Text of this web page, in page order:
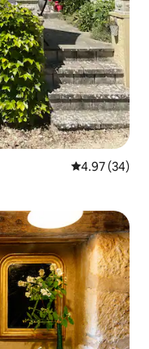
평점 4.97점(5
4.97 (34)